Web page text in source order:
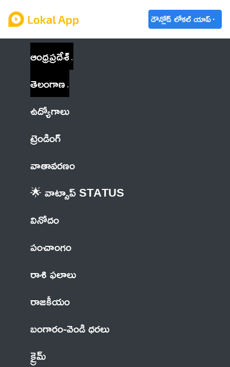
డౌన్లోడ్ లోకల్ యాప్
ఆంధ్రప్రదేశ్
తెలంగాణ
ఉద్యోగాలు
ట్రెండింగ్
వాతావరణం
🌟 వాట్సాప్ STATUS
వినోదం
పంచాంగం
రాశి ఫలాలు
రాజకీయం
బంగారం-వెండి ధరలు
క్రైమ్